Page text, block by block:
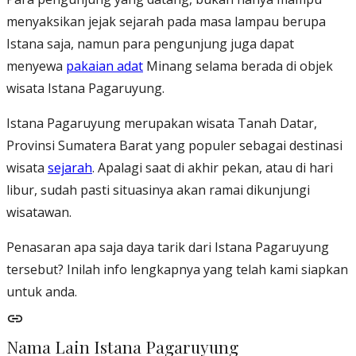
menyaksikan jejak sejarah pada masa lampau berupa
Istana saja, namun para pengunjung juga dapat
menyewa pakaian adat Minang selama berada di objek
wisata Istana Pagaruyung.
Istana Pagaruyung merupakan wisata Tanah Datar,
Provinsi Sumatera Barat yang populer sebagai destinasi
wisata sejarah. Apalagi saat di akhir pekan, atau di hari
libur, sudah pasti situasinya akan ramai dikunjungi
wisatawan.
Penasaran apa saja daya tarik dari Istana Pagaruyung
tersebut? Inilah info lengkapnya yang telah kami siapkan
untuk anda.
Nama Lain Istana Pagaruyung